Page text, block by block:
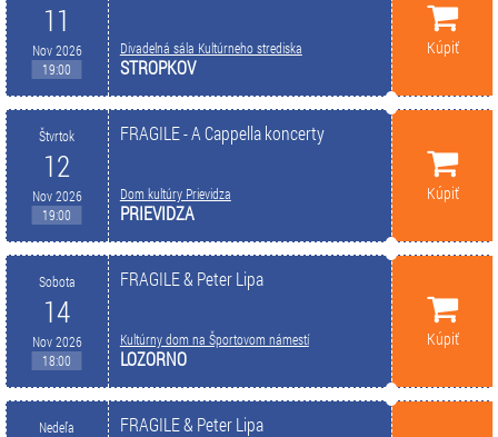
11
Nov 2026
19:00
Divadelná sála Kultúrneho strediska
STROPKOV
Kúpiť
Štvrtok
12
Nov 2026
19:00
FRAGILE - A Cappella koncerty
Dom kultúry Prievidza
PRIEVIDZA
Kúpiť
Sobota
14
Nov 2026
18:00
FRAGILE & Peter Lipa
Kultúrny dom na Športovom námestí
LOZORNO
Kúpiť
Nedeľa FRAGILE & Peter Lipa